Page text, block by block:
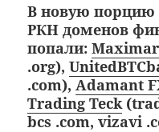
В новую порцию
РКН доменов
попали:
.org),
.com), Adamant
Trading Teck
bcs .com, vizavi